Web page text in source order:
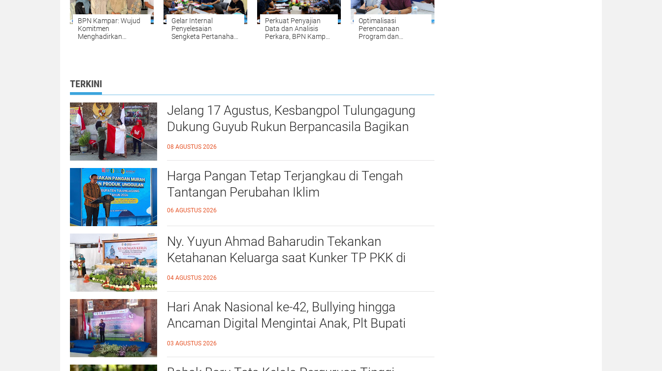
BPN Kampar: Wujud
Komitmen
Menghadirkan
Gelar Internal
Penyelesaian
Sengketa Pertanahan:
Perkuat Penyajian
Data dan Analisis
Perkara, BPN Kampar
Optimalisasi
Perencanaan
Program dan
TERKINI
Jelang 17 Agustus, Kesbangpol Tulungagung
Dukung Guyub Rukun Berpancasila Bagikan
Bendera Merah Putih kepada Warga
08 AGUSTUS 2026
Harga Pangan Tetap Terjangkau di Tengah
Tantangan Perubahan Iklim
06 AGUSTUS 2026
Ny. Yuyun Ahmad Baharudin Tekankan
Ketahanan Keluarga saat Kunker TP PKK di
Kalidawir
04 AGUSTUS 2026
Hari Anak Nasional ke-42, Bullying hingga
Ancaman Digital Mengintai Anak, Plt Bupati
Ahmad Baharudin Ajak Wujudkan Tulungagung
Ramah Anak
03 AGUSTUS 2026